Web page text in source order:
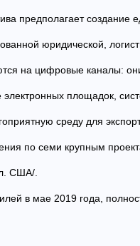
предполагает
юридической,
на цифровые каналы:
площадок,
среду для
по семи крупным
США/.
в мае 2019 года,